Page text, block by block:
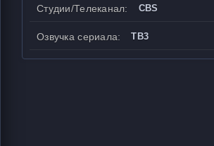
Студии/Телеканал: CBS
Озвучка сериала: ТВ3